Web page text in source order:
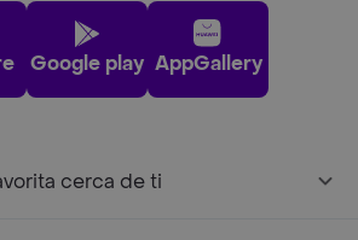
Google play AppGallery
cerca de ti